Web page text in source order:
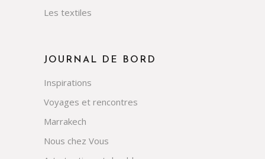
Les textiles
JOURNAL DE BORD
Inspirations
Voyages et rencontres
Marrakech
Nous chez Vous